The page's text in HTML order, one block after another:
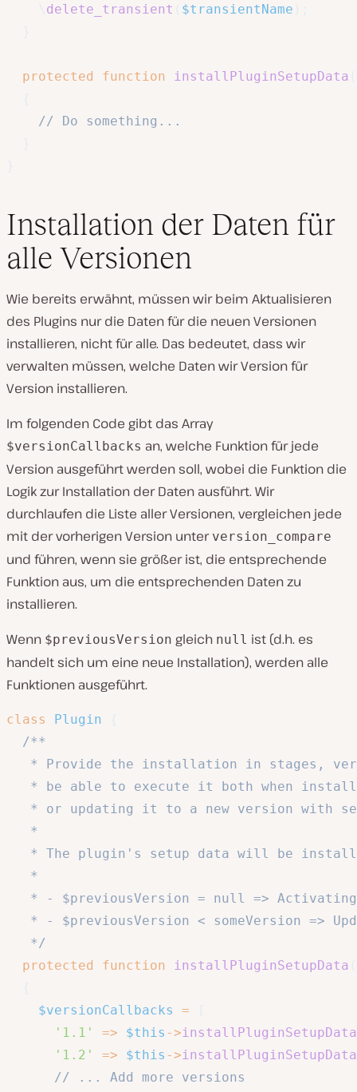
delete_transient $transientName
protected function installPluginSetupData
// Do something...
Installation der Daten für
alle Versionen
Wie bereits erwähnt, müssen wir beim Aktualisieren
des Plugins nur die Daten für die neuen Versionen
installieren, nicht für alle. Das bedeutet, dass wir
verwalten müssen, welche Daten wir Version für
Version installieren.
Im folgenden Code gibt das Array
$versionCallbacks an, welche Funktion für jede
Version ausgeführt werden soll, wobei die Funktion die
Logik zur Installation der Daten ausführt. Wir
durchlaufen die Liste aller Versionen, vergleichen jede
mit der vorherigen Version unter version_compare
und führen, wenn sie größer ist, die entsprechende
Funktion aus, um die entsprechenden Daten zu
installieren.
Wenn $previousVersion gleich null ist (d.h. es
handelt sich um eine neue Installation), werden alle
Funktionen ausgeführt.
class Plugin
/**
* Provide the installation in stages,
* be able to execute it both when
* or updating it to a new version with
   *
* The plugin's setup data will be
   *
* - $previousVersion = null =>
* - $previousVersion < someVersion =>
   */
protected
function installPluginSetupData
$versionCallbacks
=
'1.1'
=> $this ->
'1.2'
=> $this ->
// ... Add more versions